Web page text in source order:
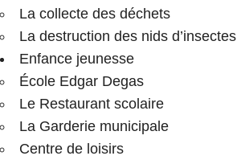
La collecte des déchets
La destruction des nids d’insectes
Enfance jeunesse
École Edgar Degas
Le Restaurant scolaire
La Garderie municipale
Centre de loisirs